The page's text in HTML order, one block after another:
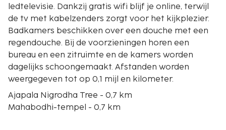
ledtelevisie. Dankzij gratis wifi blijf je online, terwijl
de tv met kabelzenders zorgt voor het kijkplezier.
Badkamers beschikken over een douche met een
regendouche. Bij de voorzieningen horen een
bureau en een zitruimte en de kamers worden
dagelijks schoongemaakt. Afstanden worden
weergegeven tot op 0,1 mijl en kilometer.
Ajapala Nigrodha Tree - 0,7 km
Mahabodhi-tempel - 0,7 km